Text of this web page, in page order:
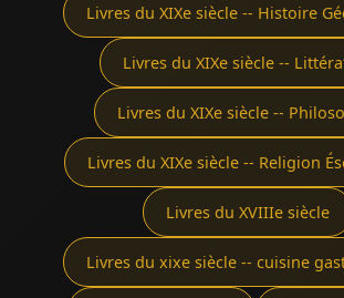
Livres du XIXe siècle -- Histoire
Livres du XIXe siècle --
Livres du XIXe siècle --
Livres du XIXe siècle -- Religion
Livres du XVIIIe siècle
Livres du xixe siècle -- cuisine